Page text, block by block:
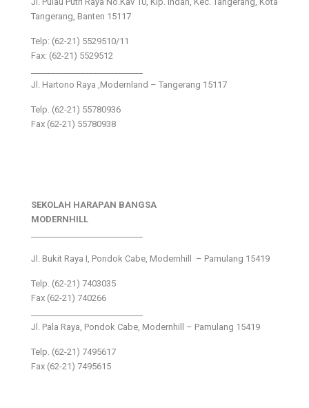
Tangerang, Banten 15117
Telp: (62-21) 5529510/11
Fax: (62-21) 5529512
Jl. Hartono Raya ,Modernland – Tangerang 15117
Telp. (62-21) 55780936
Fax (62-21) 55780938
SEKOLAH HARAPAN BANGSA
MODERNHILL
Jl. Bukit Raya I, Pondok Cabe, Modernhill – Pamulang 15419
Telp. (62-21) 7403035
Fax (62-21) 740266
Jl. Pala Raya, Pondok Cabe, Modernhill – Pamulang 15419
Telp. (62-21) 7495617
Fax (62-21) 7495615